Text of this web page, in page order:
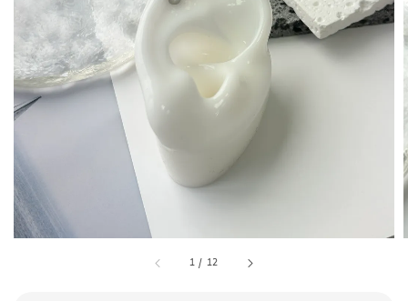
1 / 12